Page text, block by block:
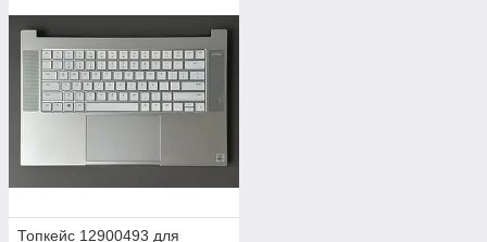
Топкейс 12900493 для